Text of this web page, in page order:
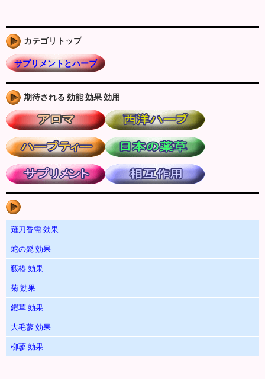
カテゴリトップ
サプリメントとハーブ
期待される 効能 効果 効用
薙刀香需 効果
蛇の髭 効果
藪椿 効果
菊 効果
鎧草 効果
大毛蓼 効果
柳蓼 効果